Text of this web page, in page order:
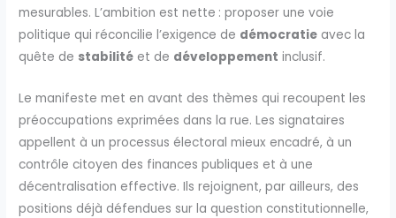
mesurables. L’ambition est nette : proposer une voie
politique qui réconcilie l’exigence de démocratie avec la
quête de stabilité et de développement inclusif.
Le manifeste met en avant des thèmes qui recoupent les
préoccupations exprimées dans la rue. Les signataires
appellent à un processus électoral mieux encadré, à un
contrôle citoyen des finances publiques et à une
décentralisation effective. Ils rejoignent, par ailleurs, des
positions déjà défendues sur la question constitutionnelle,